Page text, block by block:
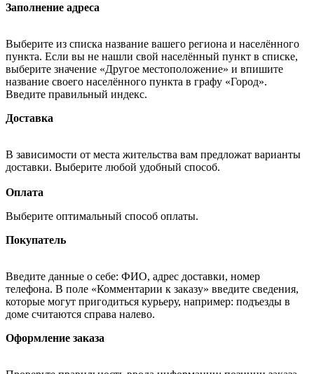
Заполнение адреса
Выберите из списка название вашего региона и населённого
пункта. Если вы не нашли свой населённый пункт в списке,
выберите значение «Другое местоположение» и впишите
название своего населённого пункта в графу «Город».
Введите правильный индекс.
Доставка
В зависимости от места жительства вам предложат варианты
доставки. Выберите любой удобный способ.
Оплата
Выберите оптимальный способ оплаты.
Покупатель
Введите данные о себе: ФИО, адрес доставки, номер
телефона. В поле «Комментарии к заказу» введите сведения,
которые могут пригодиться курьеру, например: подъезды в
доме считаются справа налево.
Оформление заказа